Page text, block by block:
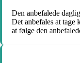
Den anbefalede
Det anbefales at tage
at følge den